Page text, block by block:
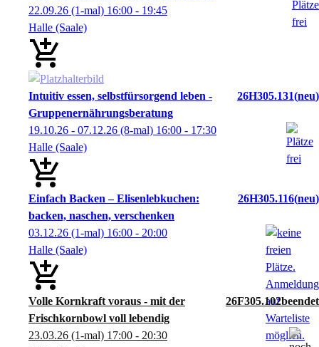
Volle Kornkraft voraus - mit der
Frischkornbowl voll lebendig
26F305.102
23.03.26 (1-mal) 17:00 - 20:30
Einfach Backen – Elisenlebkuchen:
backen, naschen, verschenken
26H305.116 neu
03.12.26 (1-mal) 16:00 - 20:00
Halle (Saale)
22.09.26 (1-mal) 16:00 - 19:45
Halle (Saale)
Intuitiv essen, selbstfürsorgend leben -
Gruppenernährungsberatung
26H305.131 neu
19.10.26 - 07.12.26 (8-mal) 16:00 - 17:30
Halle (Saale)